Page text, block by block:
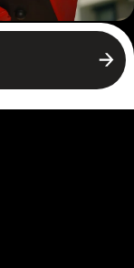
Россия